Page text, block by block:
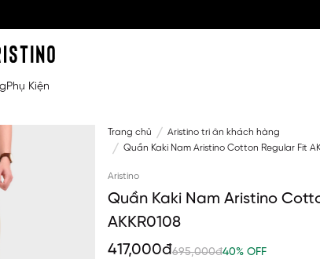
Phụ Kiện
Trang chủ
Aristino tri ân khách hàng
Quần Kaki Nam Aristino Cotton Regular Fit
Aristino
Quần Kaki Nam Aristino
AKKR0108
417,000đ695,000đ40% OFF